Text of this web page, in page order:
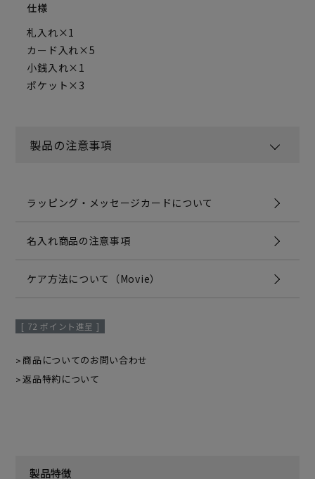
仕様
札入れ×1
カード入れ×5
小銭入れ×1
ポケット×3
製品の注意事項
ラッピング・メッセージカードについて
名入れ商品の注意事項
ケア方法について（Movie）
[ 72 ポイント進呈 ]
商品についてのお問い合わせ
返品特約について
製品特徴